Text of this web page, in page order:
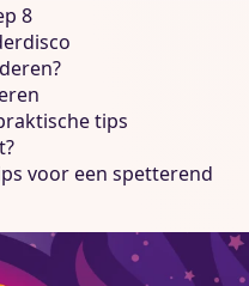
8
tips
voor een spetterend